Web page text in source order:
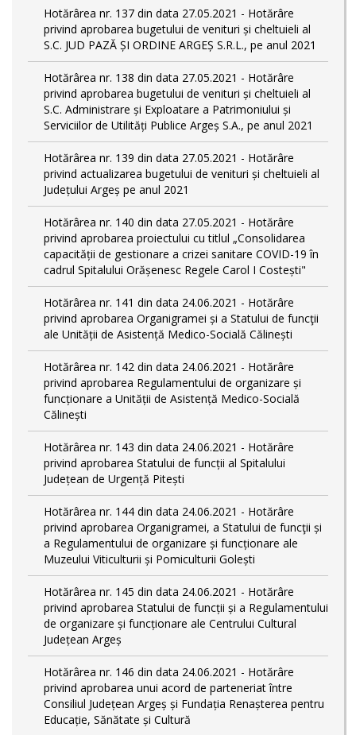
Hotărârea nr. 137 din data 27.05.2021 - Hotărâre
privind aprobarea bugetului de venituri și cheltuieli al
S.C. JUD PAZĂ ȘI ORDINE ARGEȘ S.R.L., pe anul 2021
Hotărârea nr. 138 din data 27.05.2021 - Hotărâre
privind aprobarea bugetului de venituri și cheltuieli al
S.C. Administrare și Exploatare a Patrimoniului și
Serviciilor de Utilități Publice Argeș S.A., pe anul 2021
Hotărârea nr. 139 din data 27.05.2021 - Hotărâre
privind actualizarea bugetului de venituri și cheltuieli al
Județului Argeș pe anul 2021
Hotărârea nr. 140 din data 27.05.2021 - Hotărâre
privind aprobarea proiectului cu titlul „Consolidarea
capacității de gestionare a crizei sanitare COVID-19 în
cadrul Spitalului Orășenesc Regele Carol I Costești"
Hotărârea nr. 141 din data 24.06.2021 - Hotărâre
privind aprobarea Organigramei și a Statului de funcţii
ale Unității de Asistență Medico-Socială Călinești
Hotărârea nr. 142 din data 24.06.2021 - Hotărâre
privind aprobarea Regulamentului de organizare și
funcționare a Unității de Asistență Medico-Socială
Călinești
Hotărârea nr. 143 din data 24.06.2021 - Hotărâre
privind aprobarea Statului de funcții al Spitalului
Județean de Urgență Pitești
Hotărârea nr. 144 din data 24.06.2021 - Hotărâre
privind aprobarea Organigramei, a Statului de funcţii și
a Regulamentului de organizare și funcționare ale
Muzeului Viticulturii și Pomiculturii Golești
Hotărârea nr. 145 din data 24.06.2021 - Hotărâre
privind aprobarea Statului de funcții și a Regulamentului
de organizare și funcționare ale Centrului Cultural
Județean Argeș
Hotărârea nr. 146 din data 24.06.2021 - Hotărâre
privind aprobarea unui acord de parteneriat între
Consiliul Județean Argeș și Fundația Renașterea pentru
Educație, Sănătate și Cultură